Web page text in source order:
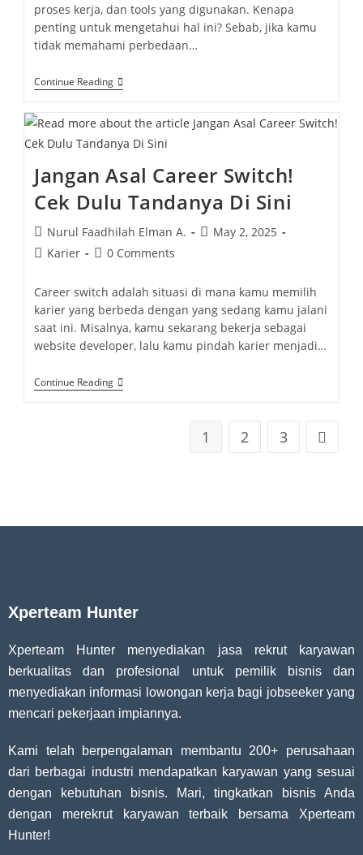
proses kerja, dan tools yang digunakan. Kenapa
penting untuk mengetahui hal ini? Sebab, jika kamu
tidak memahami perbedaan…
Continue Reading
Jangan Asal Career Switch!
Cek Dulu Tandanya Di Sini
Nurul Faadhilah Elman A.
May 2, 2025
Karier
0 Comments
Career switch adalah situasi di mana kamu memilih
karier yang berbeda dengan yang sedang kamu jalani
saat ini. Misalnya, kamu sekarang bekerja sebagai
website developer, lalu kamu pindah karier menjadi…
Continue Reading
1 2 3
Xperteam Hunter
Xperteam Hunter menyediakan jasa rekrut karyawan
berkualitas dan profesional untuk pemilik bisnis dan
menyediakan informasi lowongan kerja bagi jobseeker yang
mencari pekerjaan impiannya.
Kami telah berpengalaman membantu 200+ perusahaan
dari berbagai industri mendapatkan karyawan yang sesuai
dengan kebutuhan bisnis. Mari, tingkatkan bisnis Anda
dengan merekrut karyawan terbaik bersama Xperteam
Hunter!